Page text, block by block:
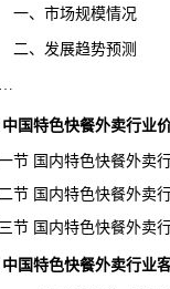
市场规模情况
发展趋势预测
国特色快餐外卖行业
国内特色快餐外卖行
国内特色快餐外卖行
国内特色快餐外卖行
国特色快餐外卖行业